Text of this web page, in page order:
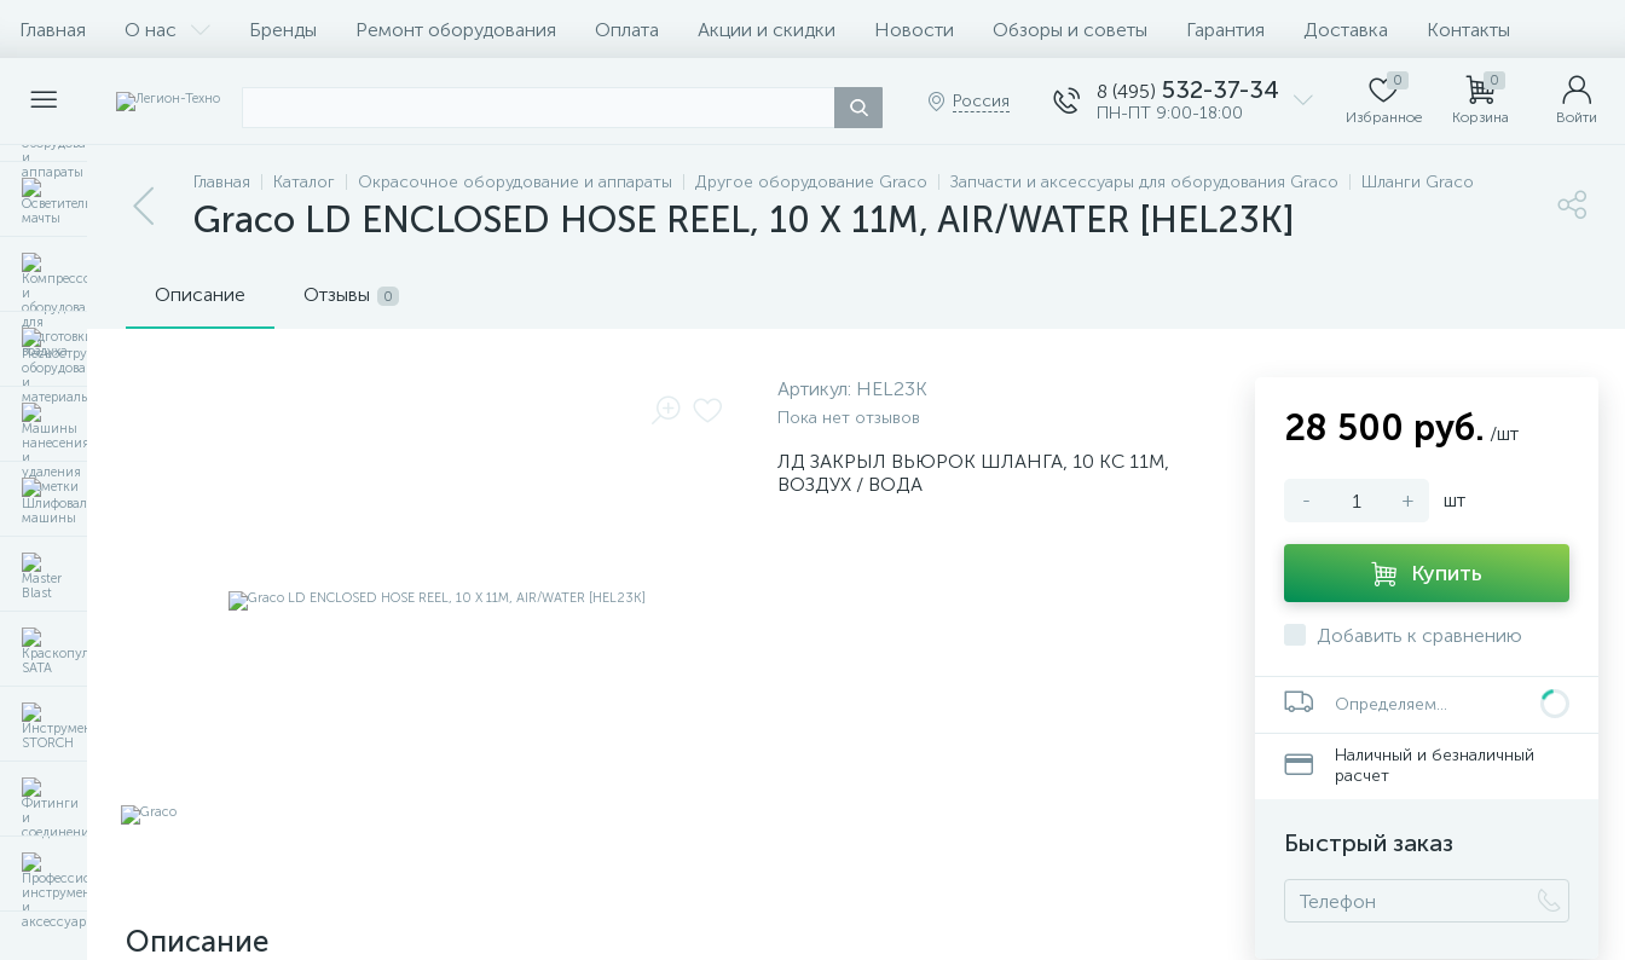
Главная О нас Бренды Ремонт оборудования Оплата Акции и скидки Новости Обзоры и советы Гарантия Доставка Контакты
Россия 8 (495) 532-37-34
ПН-ПТ 9:00-18:00
0
Избранное
0
Корзина Войти
Главная Каталог Окрасочное оборудование и аппараты Другое оборудование Graco Запчасти и аксессуары для оборудования Graco Шланги Graco
Graco LD ENCLOSED HOSE REEL, 10 X 11M, AIR/WATER [HEL23K]
Описание Отзывы 0
Артикул: HEL23K
Пока нет отзывов
ЛД ЗАКРЫЛ ВЬЮРОК ШЛАНГА, 10 КС 11М,
ВОЗДУХ / ВОДА
Описание
28 500 руб. /шт
- + шт
Купить
Добавить к сравнению
Определяем...
Наличный и безналичный
расчет
Быстрый заказ